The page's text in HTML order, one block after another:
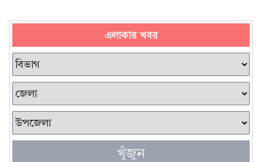
এলাকার খবর
খুঁজুন